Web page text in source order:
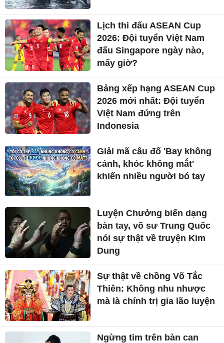
Lịch thi đấu ASEAN Cup
2026: Đội tuyển Việt Nam
đấu Singapore ngày nào,
mấy giờ?
Bảng xếp hạng ASEAN Cup
2026 mới nhất: Đội tuyển
Việt Nam đứng trên
Indonesia
Giải mã câu đố 'Bay không
cánh, khóc không mắt'
khiến nhiều người bó tay
Luyện Chưởng biến dạng
bàn tay, võ sư Trung Quốc
nói sự thật về truyện Kim
Dung
Sự thật về chồng Võ Tắc
Thiên: Không nhu nhược
mà là chính trị gia lão luyện
Ngừng tim trên bàn can